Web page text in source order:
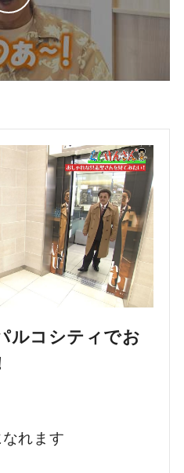
ルコシティでお
れます